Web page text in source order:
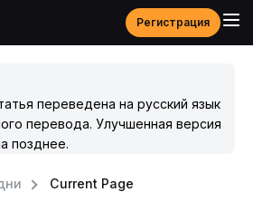
Регистрация
переведена на русский язык
перевода. Улучшенная версия
позднее.
Current Page